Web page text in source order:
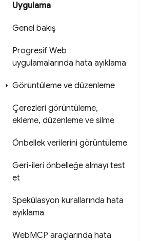
Uygulama
Genel bakış
Progresif Web
uygulamalarında hata ayıklama
Görüntüleme ve düzenleme
Çerezleri görüntüleme,
ekleme, düzenleme ve silme
Önbellek verilerini görüntüleme
Geri-ileri önbelleğe almayı test
et
Spekülasyon kurallarında hata
ayıklama
WebMCP araçlarında hata